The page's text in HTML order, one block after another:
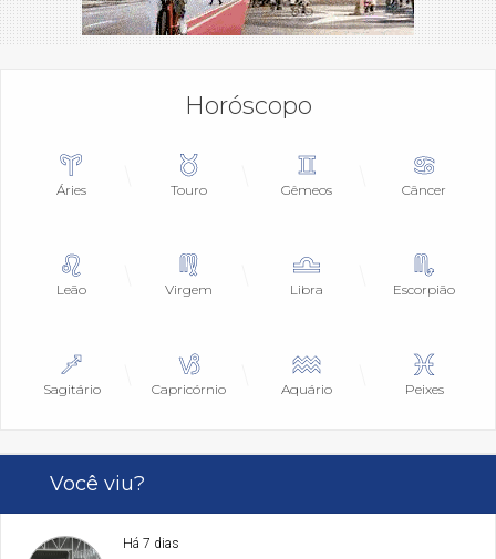
Horóscopo
Áries Touro Gêmeos Câncer
Leão Virgem Libra Escorpião
Sagitário Capricórnio Aquário Peixes
Você viu?
Há 7 dias